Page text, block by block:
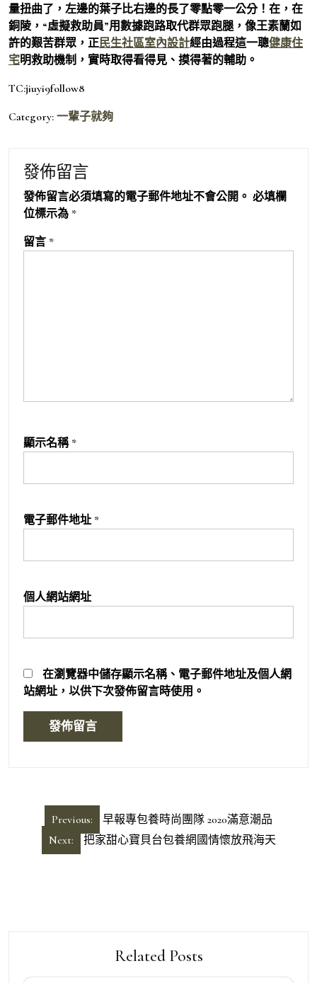
量扭曲了，左邊的葉子比右邊的長了零點零一公分！在，在
銅陵，“虛擬救助員”用數據跑路取代群眾跑腿，像王素蘭如
許的艱苦群眾，正民生社區室內設計經由過程這一聰健康住
宅明救助機制，實時取得看得見、摸得著的輔助。
TC:jiuyi9follow8
Category: 一輩子就夠
發佈留言
發佈留言必須填寫的電子郵件地址不會公開。 必填欄
位標示為 *
留言 *
顯示名稱 *
電子郵件地址 *
個人網站網址
在瀏覽器中儲存顯示名稱、電子郵件地址及個人網
站網址，以供下次發佈留言時使用。
Previous:
早報專包養時尚團隊 2020滿意潮品
Next:
把家甜心寶貝台包養網國情懷放飛海天
Related Posts